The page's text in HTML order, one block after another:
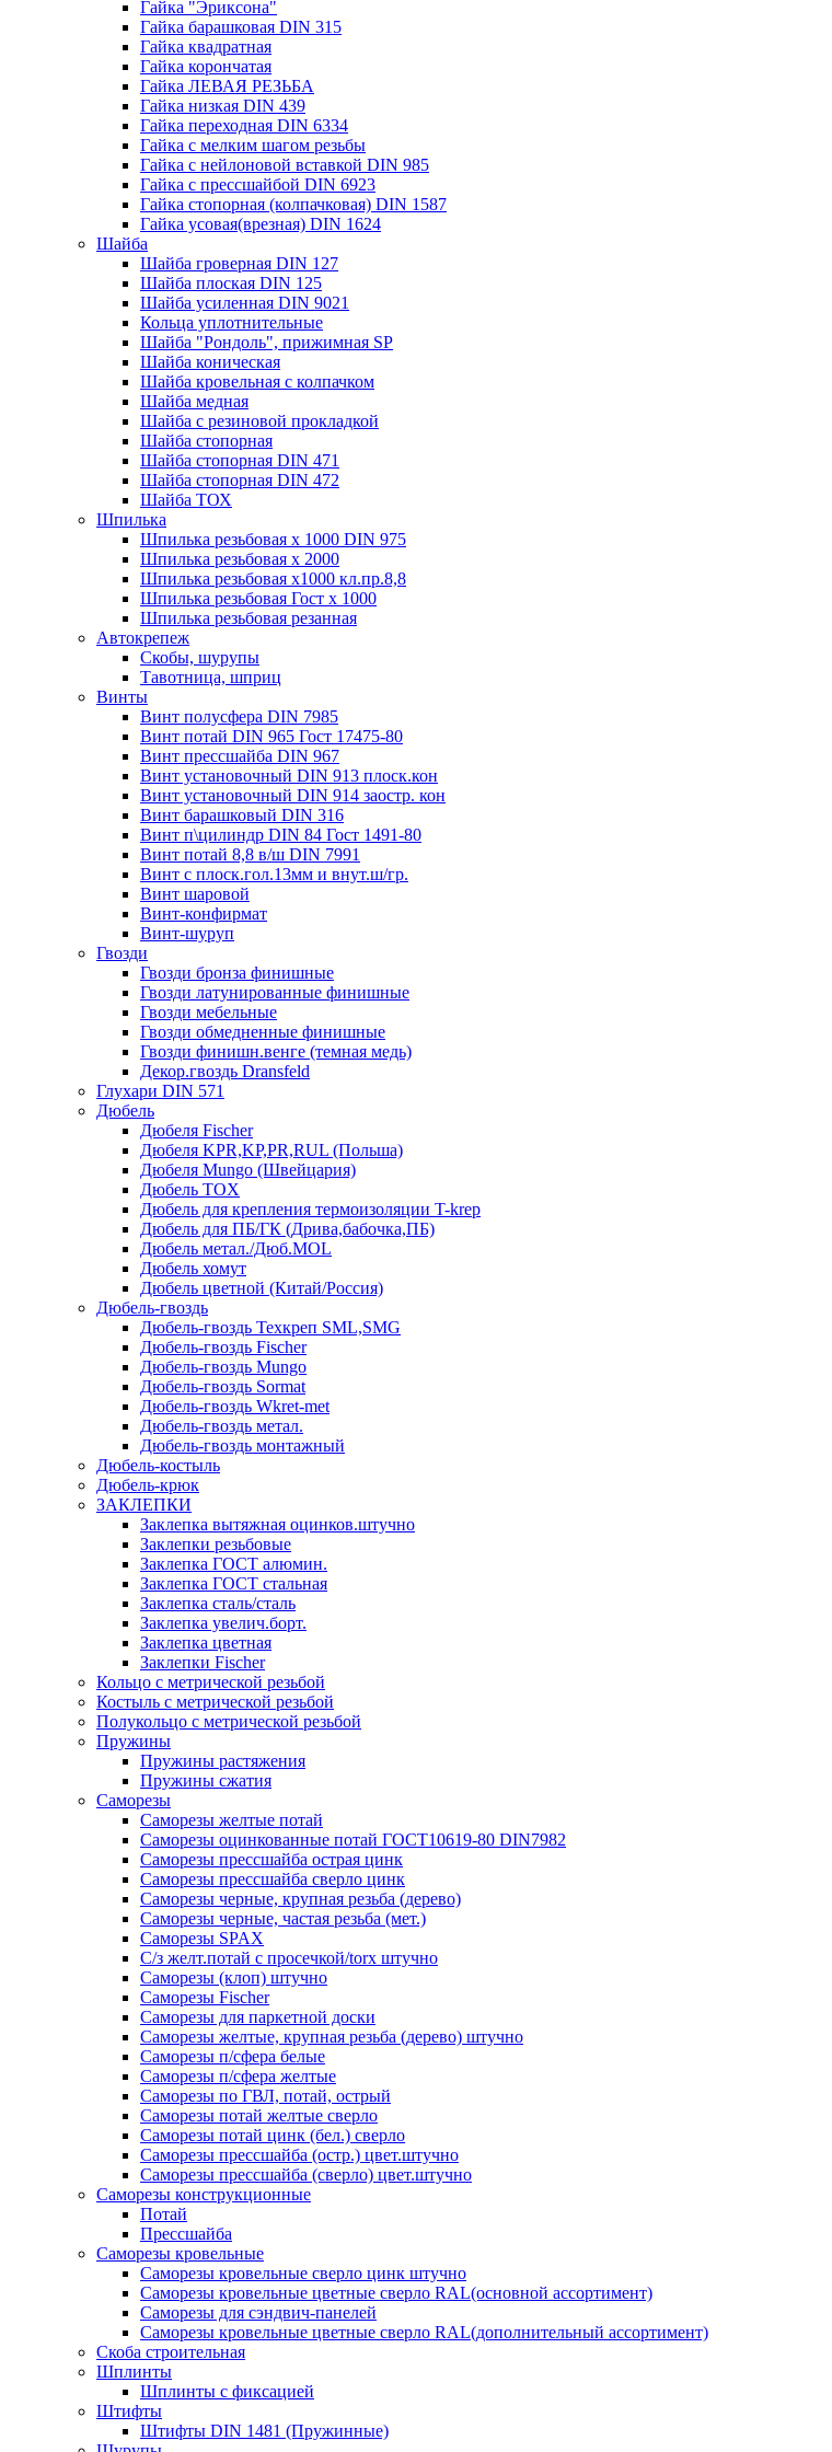
Гайка "Эриксона"
Гайка барашковая DIN 315
Гайка квадратная
Гайка корончатая
Гайка ЛЕВАЯ РЕЗЬБА
Гайка низкая DIN 439
Гайка переходная DIN 6334
Гайка с мелким шагом резьбы
Гайка с нейлоновой вставкой DIN 985
Гайка с прессшайбой DIN 6923
Гайка стопорная (колпачковая) DIN 1587
Гайка усовая(врезная) DIN 1624
Шайба
Шайба гроверная DIN 127
Шайба плоская DIN 125
Шайба усиленная DIN 9021
Кольца уплотнительные
Шайба "Рондоль", прижимная SP
Шайба коническая
Шайба кровельная с колпачком
Шайба медная
Шайба с резиновой прокладкой
Шайба стопорная
Шайба стопорная DIN 471
Шайба стопорная DIN 472
Шайба ТОХ
Шпилька
Шпилька резьбовая х 1000 DIN 975
Шпилька резьбовая х 2000
Шпилька резьбовая х1000 кл.пр.8,8
Шпилька резьбовая Гост х 1000
Шпилька резьбовая резанная
Автокрепеж
Скобы, шурупы
Тавотница, шприц
Винты
Винт полусфера DIN 7985
Винт потай DIN 965 Гост 17475-80
Винт прессшайба DIN 967
Винт установочный DIN 913 плоск.кон
Винт установочный DIN 914 заостр. кон
Винт барашковый DIN 316
Винт п\цилиндр DIN 84 Гост 1491-80
Винт потай 8,8 в/ш DIN 7991
Винт с плоск.гол.13мм и внут.ш/гр.
Винт шаровой
Винт-конфирмат
Винт-шуруп
Гвозди
Гвозди бронза финишные
Гвозди латунированные финишные
Гвозди мебельные
Гвозди обмедненные финишные
Гвозди финишн.венге (темная медь)
Декор.гвоздь Dransfeld
Глухари DIN 571
Дюбель
Дюбеля Fischer
Дюбеля KPR,KP,PR,RUL (Польша)
Дюбеля Mungo (Швейцария)
Дюбель TOX
Дюбель для крепления термоизоляции T-krep
Дюбель для ПБ/ГК (Дрива,бабочка,ПБ)
Дюбель метал./Дюб.MOL
Дюбель хомут
Дюбель цветной (Китай/Россия)
Дюбель-гвоздь
Дюбель-гвоздь Техкреп SML,SMG
Дюбель-гвоздь Fischer
Дюбель-гвоздь Mungo
Дюбель-гвоздь Sormat
Дюбель-гвоздь Wkret-met
Дюбель-гвоздь метал.
Дюбель-гвоздь монтажный
Дюбель-костыль
Дюбель-крюк
ЗАКЛЕПКИ
Заклепка вытяжная оцинков.штучно
Заклепки резьбовые
Заклепка ГОСТ алюмин.
Заклепка ГОСТ стальная
Заклепка сталь/сталь
Заклепка увелич.борт.
Заклепка цветная
Заклепки Fischer
Кольцо с метрической резьбой
Костыль с метрической резьбой
Полукольцо с метрической резьбой
Пружины
Пружины растяжения
Пружины сжатия
Саморезы
Саморезы желтые потай
Саморезы оцинкованные потай ГОСТ10619-80 DIN7982
Саморезы прессшайба острая цинк
Саморезы прессшайба сверло цинк
Саморезы черные, крупная резьба (дерево)
Саморезы черные, частая резьба (мет.)
Cаморезы SPAX
С/з желт.потай с просечкой/torx штучно
Саморезы (клоп) штучно
Саморезы Fischer
Саморезы для паркетной доски
Саморезы желтые, крупная резьба (дерево) штучно
Саморезы п/сфера белые
Саморезы п/сфера желтые
Саморезы по ГВЛ, потай, острый
Саморезы потай желтые сверло
Саморезы потай цинк (бел.) сверло
Саморезы прессшайба (остр.) цвет.штучно
Саморезы прессшайба (сверло) цвет.штучно
Саморезы конструкционные
Потай
Прессшайба
Саморезы кровельные
Саморезы кровельные сверло цинк штучно
Саморезы кровельные цветные сверло RAL(основной ассортимент)
Саморезы для сэндвич-панелей
Саморезы кровельные цветные сверло RAL(дополнительный ассортимент)
Скоба строительная
Шплинты
Шплинты с фиксацией
Штифты
Штифты DIN 1481 (Пружинные)